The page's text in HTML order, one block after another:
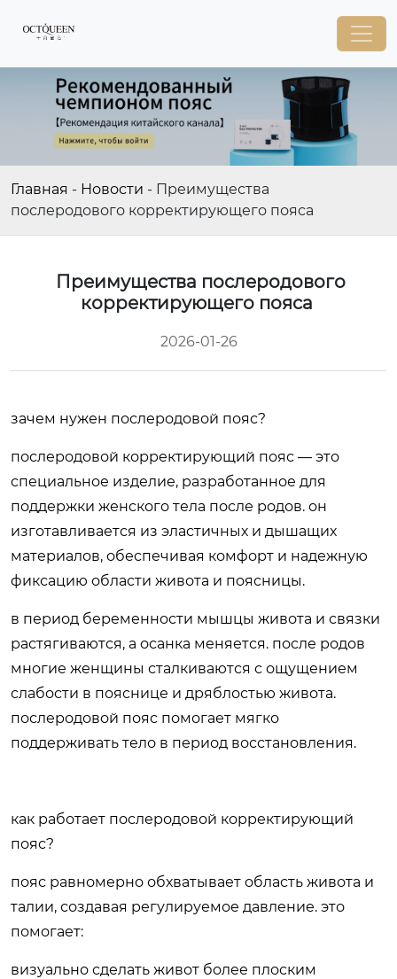
Главная - Новости - Преимущества
послеродового корректирующего пояса
Преимущества послеродового
корректирующего пояса
2026-01-26
зачем нужен послеродовой пояс?
послеродовой корректирующий пояс — это
специальное изделие, разработанное для
поддержки женского тела после родов. он
изготавливается из эластичных и дышащих
материалов, обеспечивая комфорт и надежную
фиксацию области живота и поясницы.
в период беременности мышцы живота и связки
растягиваются, а осанка меняется. после родов
многие женщины сталкиваются с ощущением
слабости в пояснице и дряблостью живота.
послеродовой пояс помогает мягко
поддерживать тело в период восстановления.
как работает послеродовой корректирующий
пояс?
пояс равномерно обхватывает область живота и
талии, создавая регулируемое давление. это
помогает:
визуально сделать живот более плоским